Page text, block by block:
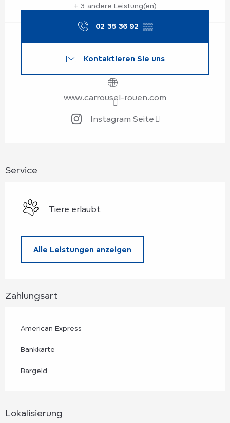
+ 3 andere Leistung(en)
02 35 36 92 ▒▒
Kontaktieren Sie uns
www.carrousel-rouen.com
Instagram Seite
Service
Tiere erlaubt
Alle Leistungen anzeigen
Zahlungsart
American Express
Bankkarte
Bargeld
Lokalisierung